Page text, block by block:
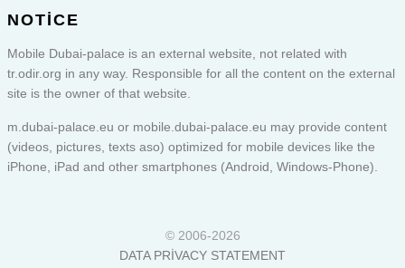
NOTICE
Mobile Dubai-palace is an external website, not related with
tr.odir.org in any way. Responsible for all the content on the external
site is the owner of that website.
m.dubai-palace.eu or mobile.dubai-palace.eu may provide content
(videos, pictures, texts aso) optimized for mobile devices like the
iPhone, iPad and other smartphones (Android, Windows-Phone).
© 2006-2026
DATA PRIVACY STATEMENT